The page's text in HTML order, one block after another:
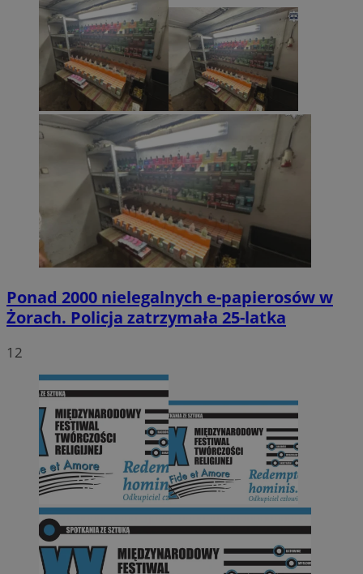
Ponad 2000 nielegalnych e-papierosów w
Żorach. Policja zatrzymała 25-latka
12